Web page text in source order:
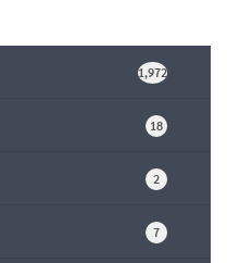
1,972
18
2
7